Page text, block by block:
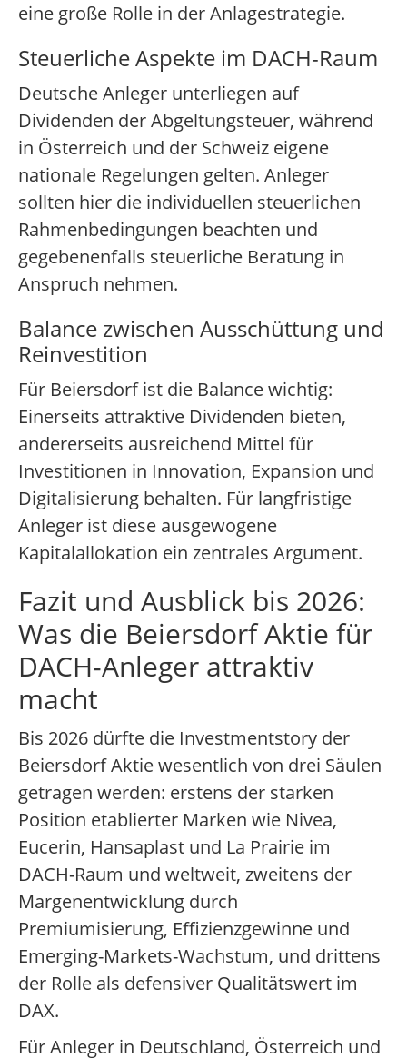
eine große Rolle in der Anlagestrategie.
Steuerliche Aspekte im DACH-Raum
Deutsche Anleger unterliegen auf
Dividenden der Abgeltungsteuer, während
in Österreich und der Schweiz eigene
nationale Regelungen gelten. Anleger
sollten hier die individuellen steuerlichen
Rahmenbedingungen beachten und
gegebenenfalls steuerliche Beratung in
Anspruch nehmen.
Balance zwischen Ausschüttung und
Reinvestition
Für Beiersdorf ist die Balance wichtig:
Einerseits attraktive Dividenden bieten,
andererseits ausreichend Mittel für
Investitionen in Innovation, Expansion und
Digitalisierung behalten. Für langfristige
Anleger ist diese ausgewogene
Kapitalallokation ein zentrales Argument.
Fazit und Ausblick bis 2026:
Was die Beiersdorf Aktie für
DACH-Anleger attraktiv
macht
Bis 2026 dürfte die Investmentstory der
Beiersdorf Aktie wesentlich von drei Säulen
getragen werden: erstens der starken
Position etablierter Marken wie Nivea,
Eucerin, Hansaplast und La Prairie im
DACH-Raum und weltweit, zweitens der
Margenentwicklung durch
Premiumisierung, Effizienzgewinne und
Emerging-Markets-Wachstum, und drittens
der Rolle als defensiver Qualitätswert im
DAX.
Für Anleger in Deutschland, Österreich und